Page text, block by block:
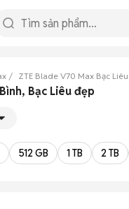
ZTE Blade V70 Max Bạc Liêu
Bạc Liêu đẹp
512 GB 1 TB 2 TB